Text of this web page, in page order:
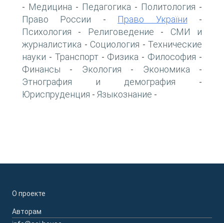
- Медицина - Педагогика - Политология -
Право России - Право України -
Психология - Религоведение - СМИ и
журналистика - Социология - Технические
науки - Транспорт- Физика - Философия -
Финансы - Экология - Экономика -
Этнография и демография -
Юриспруденция - Языкознание -
О проекте
Авторам